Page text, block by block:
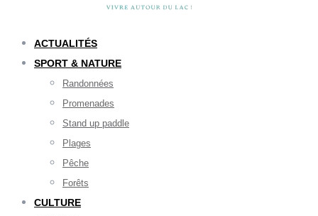
ACTUALITÉS
SPORT & NATURE
Randonnées
Promenades
Stand up paddle
Plages
Pêche
Forêts
CULTURE